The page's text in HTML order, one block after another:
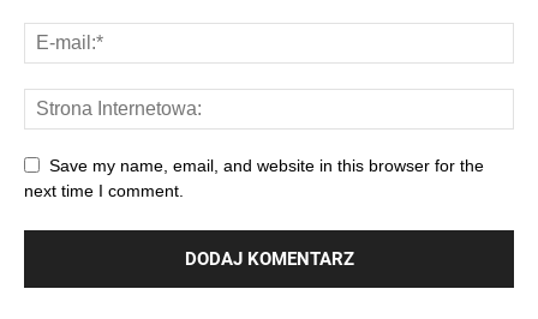
Save my name, email, and website in this browser for the
next time I comment.